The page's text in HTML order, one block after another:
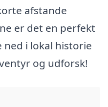
afstande
er det en perfekt
i lokal historie
og udforsk!